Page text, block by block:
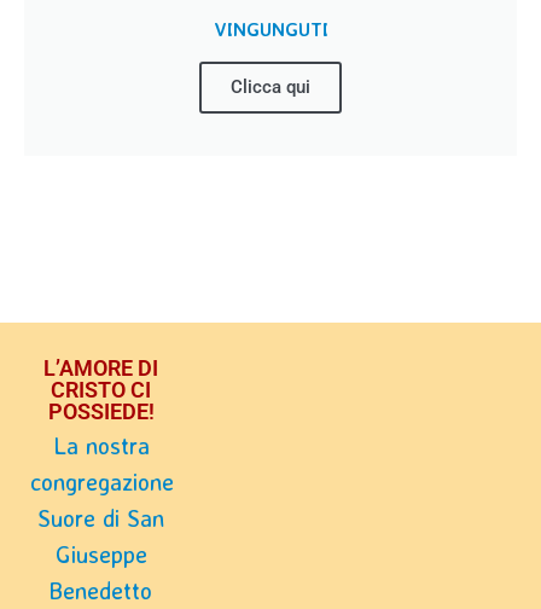
VINGUNGUTI
Clicca qui
L’AMORE DI
CRISTO CI
POSSIEDE!
La nostra
congregazione
Suore di San
Giuseppe
Benedetto